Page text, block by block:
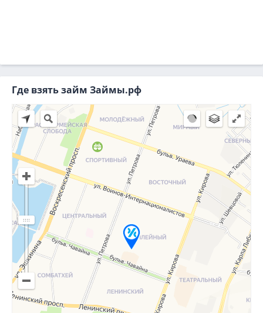
Где взять займ Займы.рф